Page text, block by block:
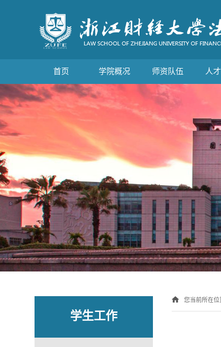
首页 学院概况 师资队伍 人
学生工作
您当前所在